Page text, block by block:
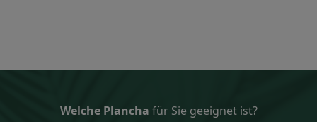
Welche Plancha für Sie geeignet ist?